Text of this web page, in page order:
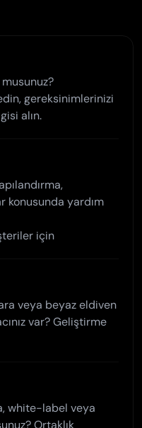
musunuz?
gereksinimlerinizi
alın.
konusunda yardım
için
veya beyaz eldiven
var? Geliştirme
white-label veya
Ortaklık